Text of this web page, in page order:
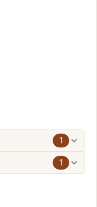
1
1